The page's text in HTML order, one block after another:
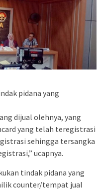
pidana yang
dijual olehnya, yang
yang telah teregistrasi
sehingga tersangka
ucapnya.
tindak pidana yang
counter/tempat jual